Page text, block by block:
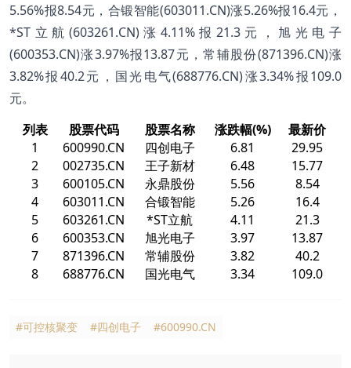
5.56%报8.54元，合锻智能(603011.CN)涨5.26%报16.4元，
*ST立航(603261.CN)涨4.11%报21.3元，旭光电子
(600353.CN)涨3.97%报13.87元，常辅股份(871396.CN)涨
3.82%报40.2元，国光电气(688776.CN)涨3.34%报109.0
元。
列表
股票代码 股票名称 涨跌幅(%)
最新价
1
600990.CN 四创电子 6.81
29.95
2
002735.CN 王子新材 6.48
15.77
3
600105.CN 永鼎股份 5.56
8.54
4
603011.CN 合锻智能 5.26
16.4
5
603261.CN *ST立航 4.11
21.3
6
600353.CN 旭光电子 3.97
13.87
7
871396.CN 常辅股份 3.82
40.2
8
688776.CN 国光电气 3.34 109.0
#可控核聚变 #四创电子 #600990.CN